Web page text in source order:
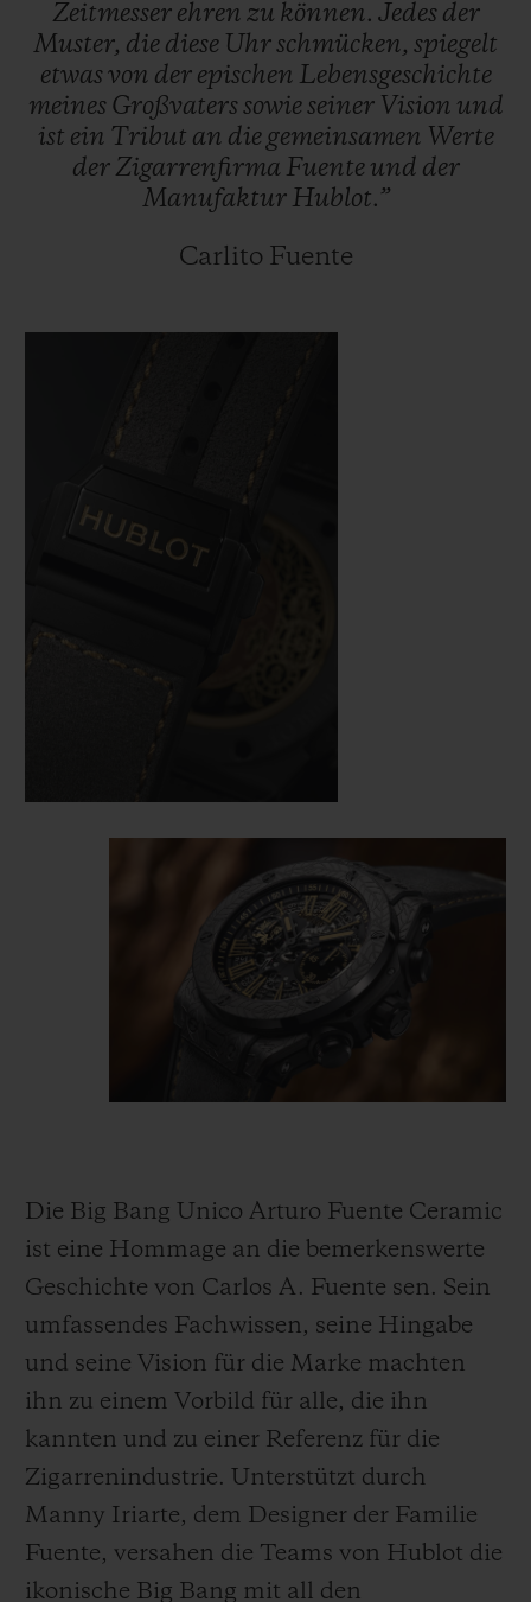
weiterkämpfen. Und Ersteres ist keine
Option.“ Der Unglücksserie zum Trotz gab
Don Carlos nicht auf und eröffnete eine
neue Fabrik in der Dominikanischen
Republik. Seither haben sich die Zigarren
von Arturo Fuente zu einer der
bekanntesten und begehrtesten
Zeitmesser ehren zu können. Jedes der
Muster, die diese Uhrschmücken, spiegelt
etwasvon der epischen Lebensgeschichte
meines Großvaterssowieseiner Vision und
ist ein Tribut an die gemeinsamen Werte
der Zigarrenfirma Fuente und der
Manufaktur Hublot.”
Carlito Fuente
Die Big Bang Unico Arturo Fuente Ceramic
ist eine Hommage an die bemerkenswerte
Geschichte von Carlos A. Fuente sen. Sein
umfassendes Fachwissen, seine Hingabe
und seine Vision für die Marke machten
ihn zu einem Vorbild für alle, die ihn
kannten und zu einer Referenz für die
Zigarrenindustrie. Unterstützt durch
Manny Iriarte, dem Designer der Familie
Fuente, versahen die Teams von Hublot die
ikonische Big Bang mit all den